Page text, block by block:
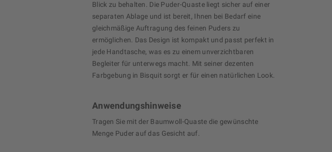
Blick zu behalten. Die Puder-Quaste liegt sicher auf einer
separaten Ablage und ist bereit, Ihnen bei Bedarf eine
gleichmäßige Auftragung des feinen Puders zu
ermöglichen. Das Design ist kompakt und passt perfekt in
jede Handtasche, was es zu einem unverzichtbaren
Begleiter für unterwegs macht. Mit seiner dezenten
Farbgebung in Bisquit sorgt er für einen natürlichen Look.
Anwendungshinweise
Tragen Sie mit der Baumwoll-Quaste die gewünschte
Menge Puder auf das Gesicht auf.